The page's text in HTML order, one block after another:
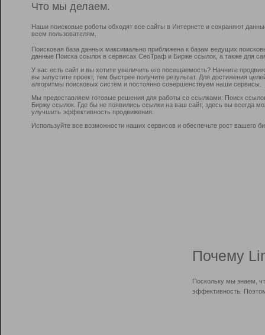
Что мы делаем.
Наши поисковые роботы обходят все сайты в Интернете и сохраняют
всем пользователям.
Поисковая база данных максимально приближена к базам ведущих
данные Поиска ссылок в сервисах СеоТраф и Бирже ссылок, а также для
У вас есть сайт и вы хотите увеличить его посещаемость? Начните
вы запустите проект, тем быстрее получите результат. Для достижения
алгоритмы поисковых систем и постоянно совершенствуем наши сервисы.
Мы предоставляем готовые решения для работы со ссылками: Поиск
Биржу ссылок. Где бы не появились ссылки на ваш сайт, здесь вы всегда
улучшить эффективность продвижения.
Используйте все возможности наших сервисов и обеспечьте рост вашего
Почему
Поскольку мы знаем,
эффективность.